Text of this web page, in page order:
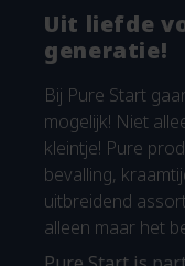
Uit liefde
generatie!
Bij Pure Start
mogelijk! Niet
kleintje! Pure
bevalling,
uitbreidend
alleen maar het